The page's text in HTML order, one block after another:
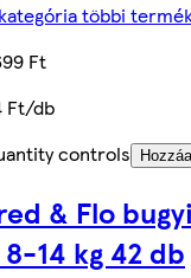
többi
Ft
Ft/db
controls
& Flo
14 kg 42 db